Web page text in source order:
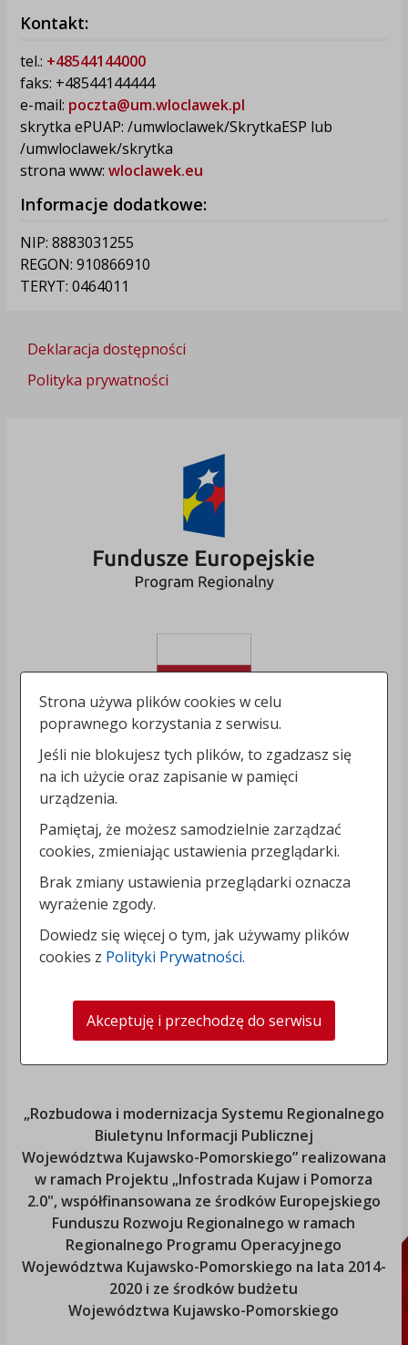
Kontakt:
tel.: +48544144000
faks: +48544144444
e-mail: poczta@um.wloclawek.pl
skrytka ePUAP: /umwloclawek/SkrytkaESP lub
/umwloclawek/skrytka
strona www: wloclawek.eu
Informacje dodatkowe:
NIP: 8883031255
REGON: 910866910
TERYT: 0464011
Deklaracja dostępności
Polityka prywatności
„Rozbudowa i modernizacja Systemu Regionalnego
Biuletynu Informacji Publicznej
Województwa Kujawsko-Pomorskiego” realizowana
w ramach Projektu „Infostrada Kujaw i Pomorza
2.0", współfinansowana ze środków Europejskiego
Funduszu Rozwoju Regionalnego w ramach
Regionalnego Programu Operacyjnego
Województwa Kujawsko-Pomorskiego na lata 2014-
2020 i ze środków budżetu
Województwa Kujawsko-Pomorskiego
Strona używa plików cookies w celu
poprawnego korzystania z serwisu.
Jeśli nie blokujesz tych plików, to zgadzasz się
na ich użycie oraz zapisanie w pamięci
urządzenia.
Pamiętaj, że możesz samodzielnie zarządzać
cookies, zmieniając ustawienia przeglądarki.
Brak zmiany ustawienia przeglądarki oznacza
wyrażenie zgody.
Dowiedz się więcej o tym, jak używamy plików
cookies z Polityki Prywatności.
Akceptuję i przechodzę do serwisu